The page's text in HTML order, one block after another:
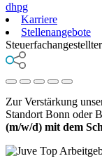
dhpg
Karriere
Stellenangebote
Zur Verstärkung
Standort Bonn oder
(m/w/d) mit dem